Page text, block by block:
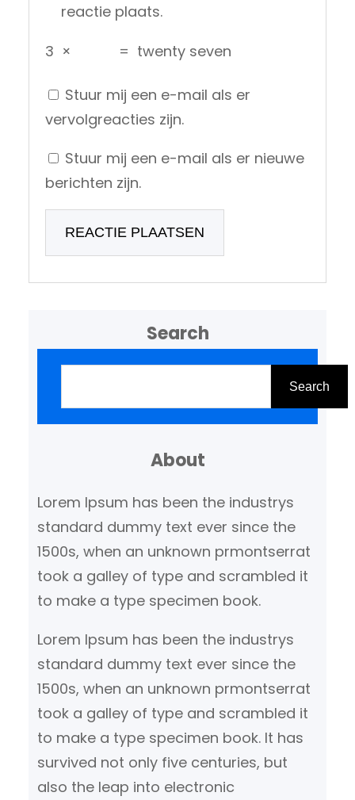
reactie plaats.
3 × = twenty seven
Stuur mij een e-mail als er
vervolgreacties zijn.
Stuur mij een e-mail als er nieuwe
berichten zijn.
Search
Search
About
Lorem Ipsum has been the industrys
standard dummy text ever since the
1500s, when an unknown prmontserrat
took a galley of type and scrambled it
to make a type specimen book.
Lorem Ipsum has been the industrys
standard dummy text ever since the
1500s, when an unknown prmontserrat
took a galley of type and scrambled it
to make a type specimen book. It has
survived not only five centuries, but
also the leap into electronic